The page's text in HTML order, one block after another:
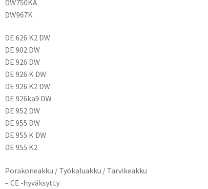
DW750KA
DW967K
DE 626 K2 DW
DE 902 DW
DE 926 DW
DE 926 K DW
DE 926 K2 DW
DE 926ka9 DW
DE 952 DW
DE 955 DW
DE 955 K DW
DE 955 K2
Porakoneakku / Työkaluakku / Tarvikeakku
– CE -hyväksytty